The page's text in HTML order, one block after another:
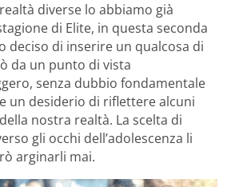
diverse lo abbiamo già
di Elite, in questa seconda
deciso di inserire un qualcosa di
da un punto di vista
senza dubbio fondamentale
un desiderio di riflettere alcuni
nostra realtà. La scelta di
gli occhi dell’adolescenza li
arginarli mai.